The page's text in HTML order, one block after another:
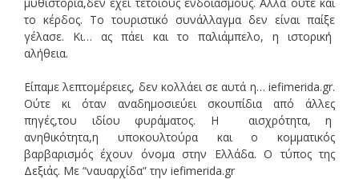
το κέρδος. Το τουριστικό συνάλλαγμα δεν είναι παίξε
γέλασε. Κι… ας πάει και το παλιάμπελο, η ιστορική
αλήθεια.
Είπαμε λεπτομέρειες, δεν κολλάει σε αυτά η… iefimerida.gr.
Ούτε κι όταν αναδημοσιεύει σκουπίδια από άλλες
πηγές,του ιδίου φυράματος. Η αισχρότητα, η
ανηθικότητα,η υποκουλτούρα και ο κομματικός
βαρβαρισμός έχουν όνομα στην Ελλάδα. Ο τύπος της
Δεξιάς. Με “ναυαρχίδα” την iefimerida.gr